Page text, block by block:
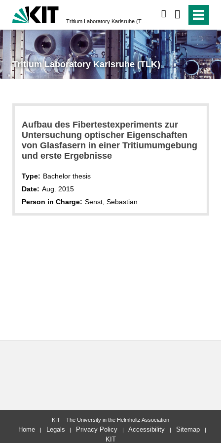
Tritium Laboratory Karlsruhe (TLK)
Aufbau des Fibertestexperiments zur
Untersuchung optischer Eigenschaften
von Glasfasern in einer Tritiumumgebung
und erste Ergebnisse
Type: Bachelor thesis
Date: Aug. 2015
Person in Charge: Senst, Sebastian
KIT – The University in the Helmholtz Association
Home Legals Privacy Policy Accessibility
Sitemap
KIT